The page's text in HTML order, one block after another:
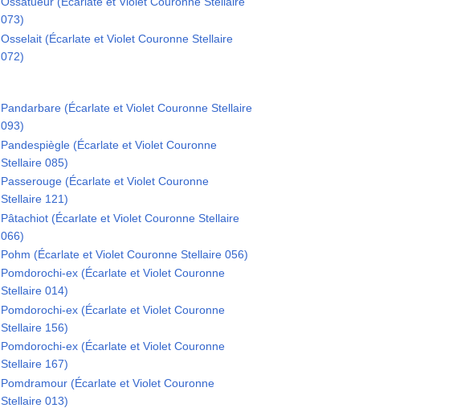
073)
Osselait (Écarlate et Violet Couronne Stellaire
072)
Pandarbare (Écarlate et Violet Couronne Stellaire
093)
Pandespiègle (Écarlate et Violet Couronne
Stellaire 085)
Passerouge (Écarlate et Violet Couronne
Stellaire 121)
Pâtachiot (Écarlate et Violet Couronne Stellaire
066)
Pohm (Écarlate et Violet Couronne Stellaire 056)
Pomdorochi-ex (Écarlate et Violet Couronne
Stellaire 014)
Pomdorochi-ex (Écarlate et Violet Couronne
Stellaire 156)
Pomdorochi-ex (Écarlate et Violet Couronne
Stellaire 167)
Pomdramour (Écarlate et Violet Couronne
Stellaire 013)